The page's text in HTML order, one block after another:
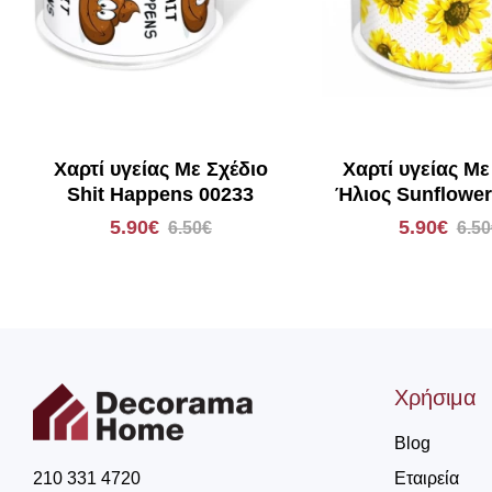
Χαρτί υγείας Με Σχέδιο
Shit Happens 00233
5.90€ 6.50€
Χαρτί υγείας
Ήλιος
192616
5.90€
210 331 4720
Χρήσιμα
Blog
Εταιρεία